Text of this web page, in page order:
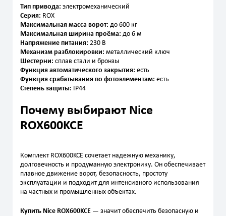
Тип привода: электромеханический
Серия: ROX
Максимальная масса ворот: до 600 кг
Максимальная ширина проёма: до 6 м
Напряжение питания: 230 В
Механизм разблокировки: металлический ключ
Шестерни: сплав стали и бронзы
Функция автоматического закрытия: есть
Функция срабатывания по фотоэлементам: есть
Степень защиты: IP44
Почему выбирают Nice
ROX600KCE
Комплект ROX600KCE сочетает надежную механику,
долговечность и продуманную электронику. Он обеспечивает
плавное движение ворот, безопасность, простоту
эксплуатации и подходит для интенсивного использования
на частных и промышленных объектах.
Купить Nice ROX600KCE — значит обеспечить безопасную и